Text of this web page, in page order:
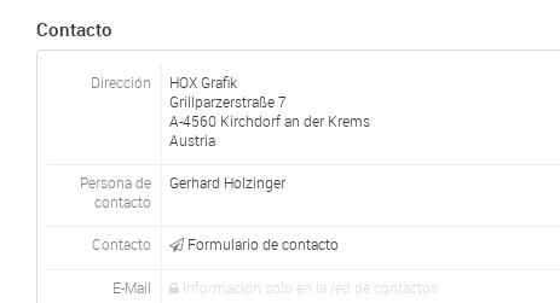
Contacto
Dirección
HOX Grafik
Grillparzerstraße 7
A-4560 Kirchdorf an der Krems
Austria
Persona de
contacto
Gerhard Holzinger
Contacto Formulario de contacto
E-Mail Información sólo en la red de contactos